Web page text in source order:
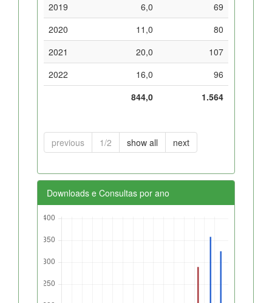
2019
6,0
69
2020
11,0
80
2021
20,0
107
2022
16,0
96
844,0
1.564
previous 1/2 show all next
Downloads e Consultas por ano